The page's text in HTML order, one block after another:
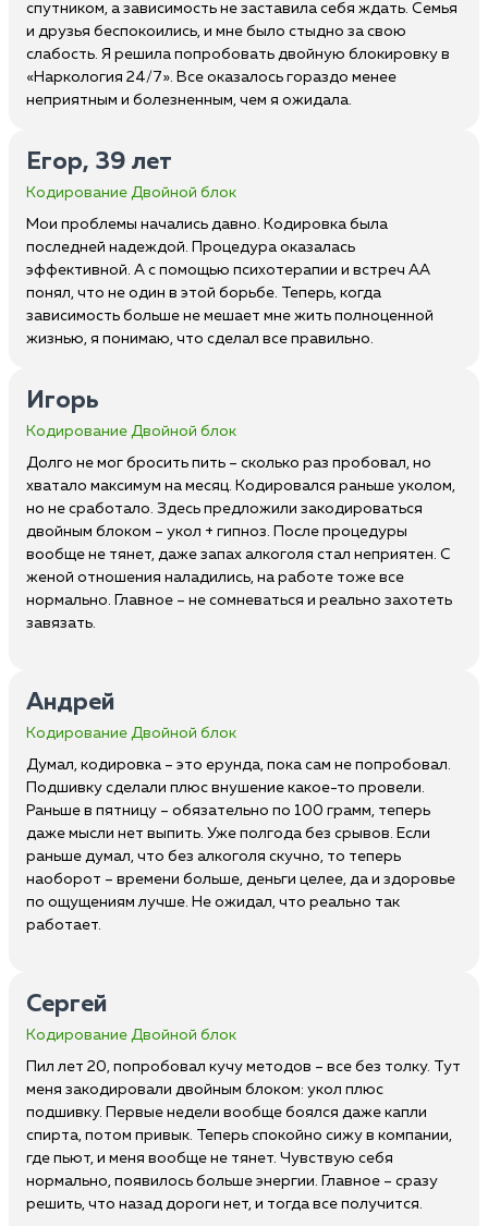
спутником, а зависимость не заставила себя ждать. Семья
и друзья беспокоились, и мне было стыдно за свою
слабость. Я решила попробовать двойную блокировку в
«Наркология 24/7». Все оказалось гораздо менее
неприятным и болезненным, чем я ожидала.
Егор, 39 лет
Кодирование Двойной блок
Мои проблемы начались давно. Кодировка была
последней надеждой. Процедура оказалась
эффективной. А с помощью психотерапии и встреч АА
понял, что не один в этой борьбе. Теперь, когда
зависимость больше не мешает мне жить полноценной
жизнью, я понимаю, что сделал все правильно.
Игорь
Кодирование Двойной блок
Долго не мог бросить пить – сколько раз пробовал, но
хватало максимум на месяц. Кодировался раньше уколом,
но не сработало. Здесь предложили закодироваться
двойным блоком – укол + гипноз. После процедуры
вообще не тянет, даже запах алкоголя стал неприятен. С
женой отношения наладились, на работе тоже все
нормально. Главное – не сомневаться и реально захотеть
завязать.
Андрей
Кодирование Двойной блок
Думал, кодировка – это ерунда, пока сам не попробовал.
Подшивку сделали плюс внушение какое-то провели.
Раньше в пятницу – обязательно по 100 грамм, теперь
даже мысли нет выпить. Уже полгода без срывов. Если
раньше думал, что без алкоголя скучно, то теперь
наоборот – времени больше, деньги целее, да и здоровье
по ощущениям лучше. Не ожидал, что реально так
работает.
Сергей
Кодирование Двойной блок
Пил лет 20, попробовал кучу методов – все без толку. Тут
меня закодировали двойным блоком: укол плюс
подшивку. Первые недели вообще боялся даже капли
спирта, потом привык. Теперь спокойно сижу в компании,
где пьют, и меня вообще не тянет. Чувствую себя
нормально, появилось больше энергии. Главное – сразу
решить, что назад дороги нет, и тогда все получится.